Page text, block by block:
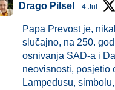
Drago Pilsel 4 Jul
Papa Prevost je,
slučajno, na 250.
osnivanja SAD-a i
neovisnosti, posjetio
Lampedusu,